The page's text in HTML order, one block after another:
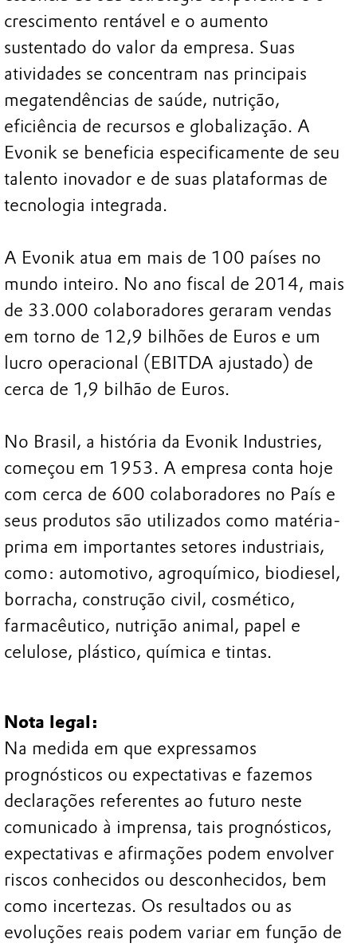
crescimento rentável e o aumento
sustentado do valor da empresa. Suas
atividades se concentram nas principais
megatendências de saúde, nutrição,
eficiência de recursos e globalização. A
Evonik se beneficia especificamente de seu
talento inovador e de suas plataformas de
tecnologia integrada.
A Evonik atua em mais de 100 países no
mundo inteiro. No ano fiscal de 2014, mais
de 33.000 colaboradores geraram vendas
em torno de 12,9 bilhões de Euros e um
lucro operacional (EBITDA ajustado) de
cerca de 1,9 bilhão de Euros.
No Brasil, a história da Evonik Industries,
começou em 1953. A empresa conta hoje
com cerca de 600 colaboradores no País e
seus produtos são utilizados como matéria-
prima em importantes setores industriais,
como: automotivo, agroquímico, biodiesel,
borracha, construção civil, cosmético,
farmacêutico, nutrição animal, papel e
celulose, plástico, química e tintas.
Nota legal:
Na medida em que expressamos
prognósticos ou expectativas e fazemos
declarações referentes ao futuro neste
comunicado à imprensa, tais prognósticos,
expectativas e afirmações podem envolver
riscos conhecidos ou desconhecidos, bem
como incertezas. Os resultados ou as
evoluções reais podem variar em função de